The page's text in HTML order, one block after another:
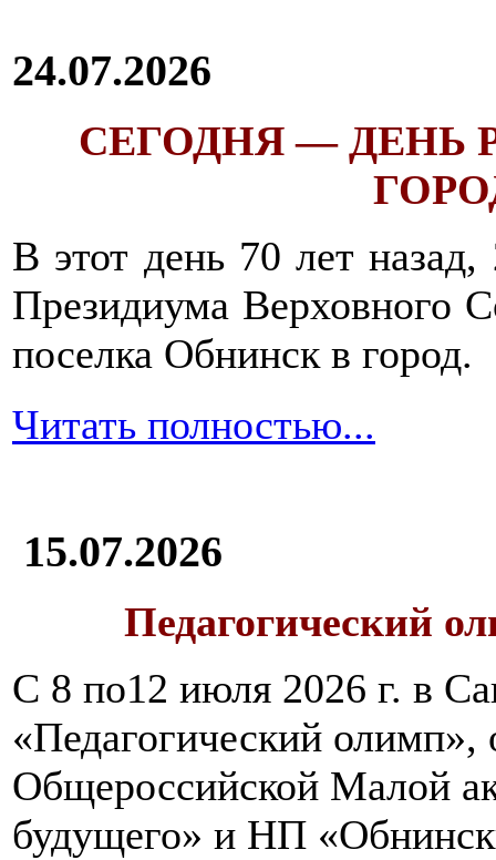
24.07.2026
СЕГОДНЯ — ДЕНЬ
В этот день 70 лет
Президиума Верховного
поселка Обнинск в город.
Читать полностью...
15.07.2026
Педагогический
С 8 по12 июля 2026 г. в
«Педагогический олимп»,
Общероссийской Малой
будущего» и НП